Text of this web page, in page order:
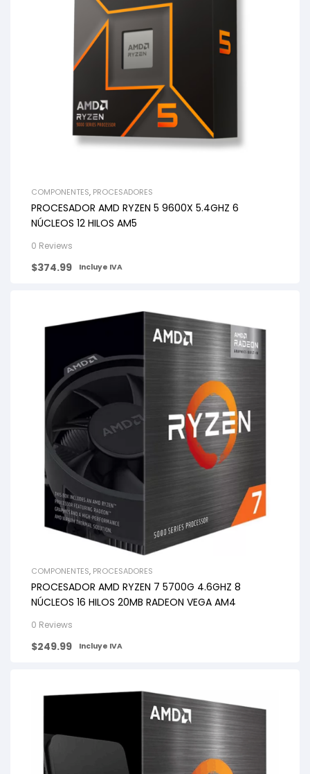
COMPONENTES, PROCESADORES
PROCESADOR AMD RYZEN 5 9600X 5.4GHZ 6
NÚCLEOS 12 HILOS AM5
0 Reviews
$374.99 Incluye IVA
COMPONENTES, PROCESADORES
PROCESADOR AMD RYZEN 7 5700G 4.6GHZ 8
NÚCLEOS 16 HILOS 20MB RADEON VEGA AM4
0 Reviews
$249.99 Incluye IVA